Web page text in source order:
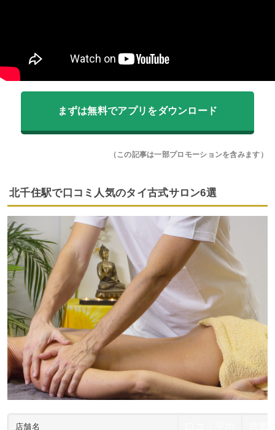
まずは無料でアプリをダウンロード
（この記事は一部プロモーションを含みます）
北千住駅で口コミ人気のタイ古式サロン6選
店舗名